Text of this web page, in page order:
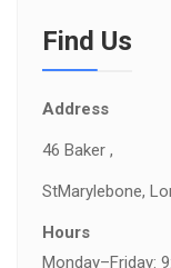
Find Us
Address
46 Baker ,
StMarylebone,
Hours
Monday–Friday: